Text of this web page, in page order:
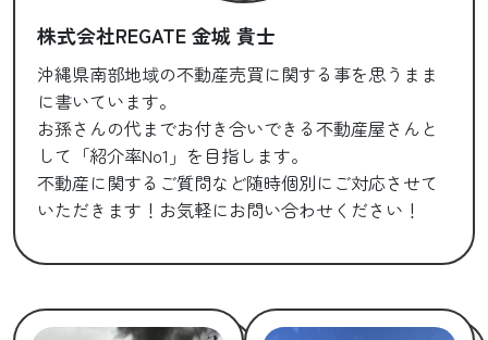
株式会社REGATE 金城 貴士
沖縄県南部地域の不動産売買に関する事を思うまま
に書いています。
お孫さんの代までお付き合いできる不動産屋さんと
して「紹介率No1」を目指します。
不動産に関するご質問など随時個別にご対応させて
いただきます！お気軽にお問い合わせください！